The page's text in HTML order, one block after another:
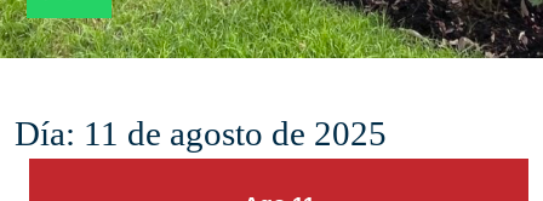
Día: 11 de agosto de 2025